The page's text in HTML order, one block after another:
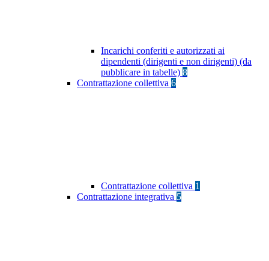
Incarichi conferiti e autorizzati ai
dipendenti (dirigenti e non dirigenti) (da
pubblicare in tabelle) 8
Contrattazione collettiva 6
Contrattazione collettiva 1
Contrattazione integrativa 5